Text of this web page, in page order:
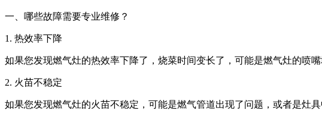
一、哪些故障需要专业维修？
1. 热效率下降
如果您发现燃气灶的热效率下降了，烧菜时间变长了，可能是燃气灶的喷
2. 火苗不稳定
如果您发现燃气灶的火苗不稳定，可能是燃气管道出现了问题，或者是灶